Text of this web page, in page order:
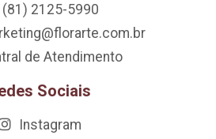
(81) 2125-5990
de Atendimento
Sociais
Instagram